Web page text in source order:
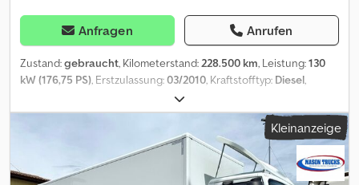
Anfragen Anrufen
Zustand:gebraucht, Kilometerstand:228.500 km, Leistung:130
kW (176,75 PS), Erstzulassung:03/2010, Kraftstofftyp: Diesel,
, Gesamtgewicht:
Diesel, Getriebetyp:mechanisch, Anzahl der Gänge:6,
, Anzahl der Sitzplätze:
, Gesamtlänge:
, Gesamtbreite:2.550 mm , Gesamthöhe: 3.500 mm,
Laderaumlänge:6.090 mm , Laderaumbreite:2.510 mm
Laderaumhöhe:
, Ausstattung:Anhängerkupplung,
Kleinanzeige